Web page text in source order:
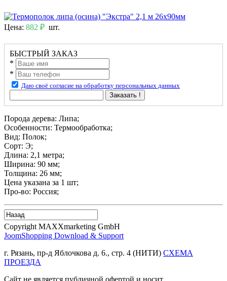
Цена: 882 ₽ шт.
БЫСТРЫЙ ЗАКАЗ
*
*
Даю своё согласие на обработку персональных данных
Заказать !
Порода дерева: Липа;
Особенности: Термообработка;
Вид: Полок;
Сорт: Э;
Длина: 2,1 метра;
Ширина: 90 мм;
Толщина: 26 мм;
Цена указана за 1 шт;
Про-во: Россия;
Copyright MAXXmarketing GmbH
JoomShopping Download & Support
г. Рязань, пр-д Яблочкова д. 6., стр. 4 (НИТИ) СХЕМА
ПРОЕЗДА
Сайт не является публичной офертой и носит